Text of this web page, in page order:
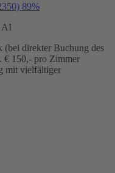
89%
AI
(bei direkter Buchung des
€ 150,- pro Zimmer
mit vielfältiger